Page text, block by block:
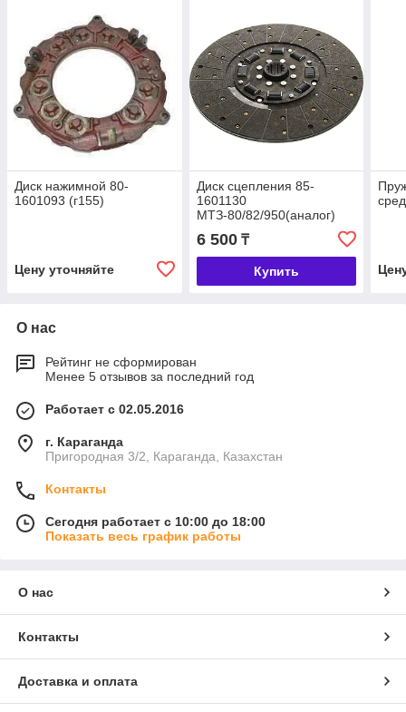
Диск нажимной 80-
1601093 (г155)
Цену уточняйте
Диск сцепления 85-
1601130
МТЗ-80/82/950(аналог)
6 500₸
Купить
О нас
Рейтинг не сформирован
Менее 5 отзывов за последний год
Работает с 02.05.2016
г. Караганда
Пригородная 3/2, Караганда, Казахстан
Контакты
Сегодня работает с 10:00 до 18:00
Показать весь график работы
О нас
Контакты
Доставка и оплата